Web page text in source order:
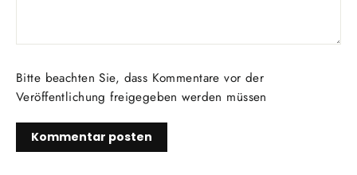
Bitte beachten Sie, dass Kommentare vor der
Veröffentlichung freigegeben werden müssen